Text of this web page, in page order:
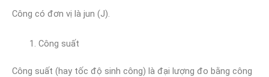
Công có đơn vị là jun (J).
Công suất
Công suất (hay tốc độ sinh công) là đại lượng đo bằng công